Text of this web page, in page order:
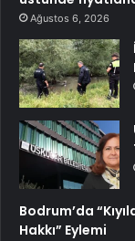
Ağustos 6, 2026
Bodrum’da
Hakkı” Eylemi